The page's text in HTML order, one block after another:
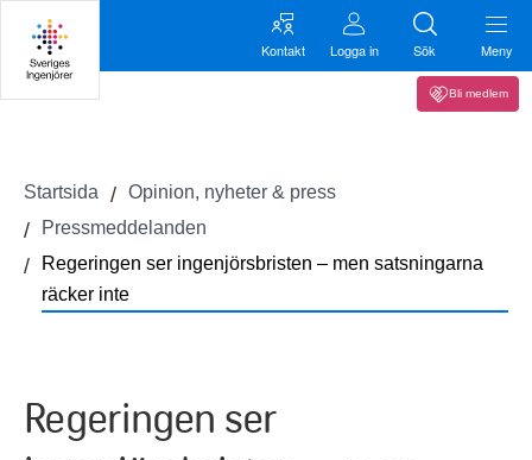
Kontakt Logga in Sök Meny
Bli medlem
Startsida
Opinion, nyheter & press
Pressmeddelanden
Regeringen ser ingenjörsbristen – men satsningarna
räcker inte
Regeringen ser